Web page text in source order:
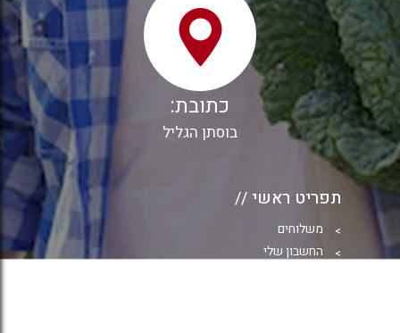
כתובת:
בוסתן הגליל
תפריט ראשי //
משלוחים
החשבון שלי